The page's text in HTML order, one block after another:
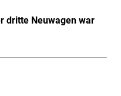
dritte Neuwagen war